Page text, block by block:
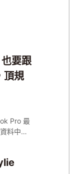
要跟
頂規
Pro 最
料中心